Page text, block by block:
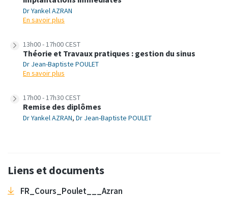
Dr Yankel AZRAN
En savoir plus
13h00 - 17h00 CEST
Théorie et Travaux pratiques : gestion du sinus
Dr Jean-Baptiste POULET
En savoir plus
17h00 - 17h30 CEST
Remise des diplômes
Dr Yankel AZRAN, Dr Jean-Baptiste POULET
Liens et documents
FR_Cours_Poulet___Azran